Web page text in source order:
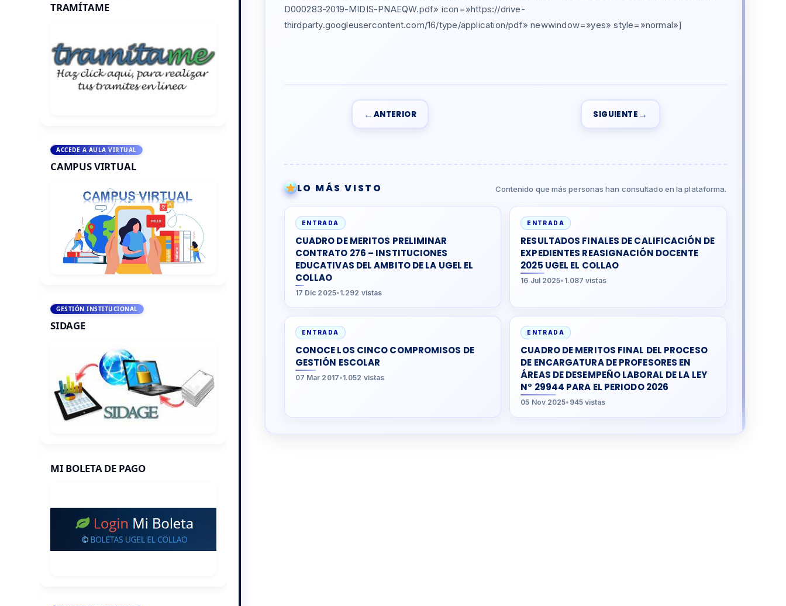
TRAMÍTAME
ACCEDE A AULA VIRTUAL
CAMPUS VIRTUAL
GESTIÓN INSTITUCIONAL
SIDAGE
MI BOLETA DE PAGO
D000283-2019-MIDIS-PNAEQW.pdf» icon=»https://drive-
thirdparty.googleusercontent.com/16/type/application/pdf» newwindow=»yes» style=»normal»]
← ANTERIOR SIGUIENTE →
LO MÁS VISTO Contenido que más personas han consultado en la plataforma.
ENTRADA
CUADRO DE MERITOS PRELIMINAR
CONTRATO 276 – INSTITUCIONES
EDUCATIVAS DEL AMBITO DE LA UGEL EL
COLLAO
17 Dic 2025•1.292 vistas
ENTRADA
RESULTADOS FINALES DE CALIFICACIÓN DE
EXPEDIENTES REASIGNACIÓN DOCENTE
2025 UGEL EL COLLAO
16 Jul 2025• 1.087 vistas
ENTRADA
CONOCE LOS CINCO COMPROMISOS DE
GESTIÓN ESCOLAR
07 Mar 2017•1.052 vistas
ENTRADA
CUADRO DE MERITOS FINAL DEL PROCESO
DE ENCARGATURA DE PROFESORES EN
ÁREAS DE DESEMPEÑO LABORAL DE LA LEY
N° 29944 PARA EL PERIODO 2026
05 Nov 2025• 945 vistas